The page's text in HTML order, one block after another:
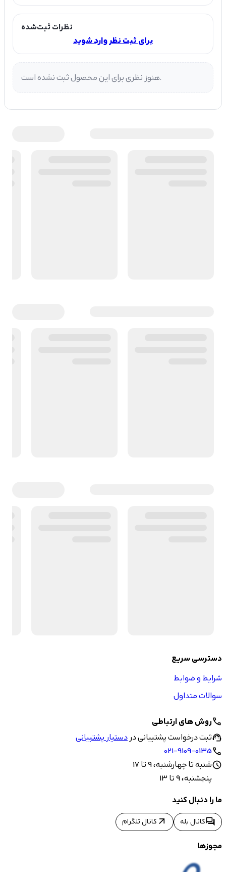
نظرات ثبت‌شده
برای ثبت نظر وارد شوید
هنوز نظری برای این محصول ثبت نشده است.
دسترسی سریع
شرایط و ضوابط
سوالات متداول
callروش های ارتباطی
support_agentثبت درخواست پشتیبانی دردستیار پشتیبانی
call
021-9109-0135
scheduleشنبه تا چهارشنبه، 9 تا 17
پنجشنبه، 9 تا 13
ما را دنبال کنید
forumکانال بله arrow_outward کانال تلگرام
مجوزها